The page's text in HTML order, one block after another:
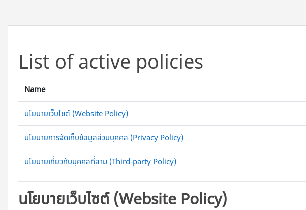
List of active policies
Name
นโยบายเว็บไซต์ (Website Policy)
นโยบายการจัดเก็บข้อมูลส่วนบุคคล (Privacy Policy)
นโยบายเกี่ยวกับบุคคลที่สาม (Third-party Policy)
นโยบายเว็บไซต์ (Website Policy)